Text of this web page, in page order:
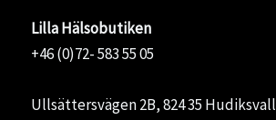
Lilla Hälsobutiken
+46 (0)72- 583 55 05
Ullsättersvägen 2B, 824 35 Hudiksvall